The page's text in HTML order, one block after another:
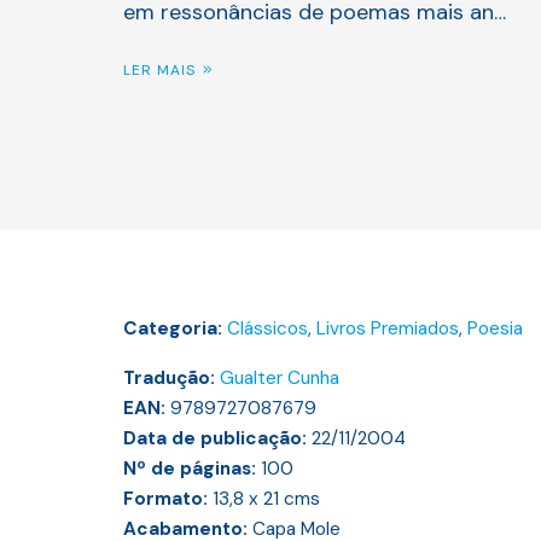
em ressonâncias de poemas mais an…
LER MAIS
Categoria: Clássicos, Livros Premiados, Poesia
Tradução: Gualter Cunha
EAN: 9789727087679
Data de publicação: 22/11/2004
Nº de páginas: 100
Formato: 13,8 x 21 cms
Acabamento: Capa Mole